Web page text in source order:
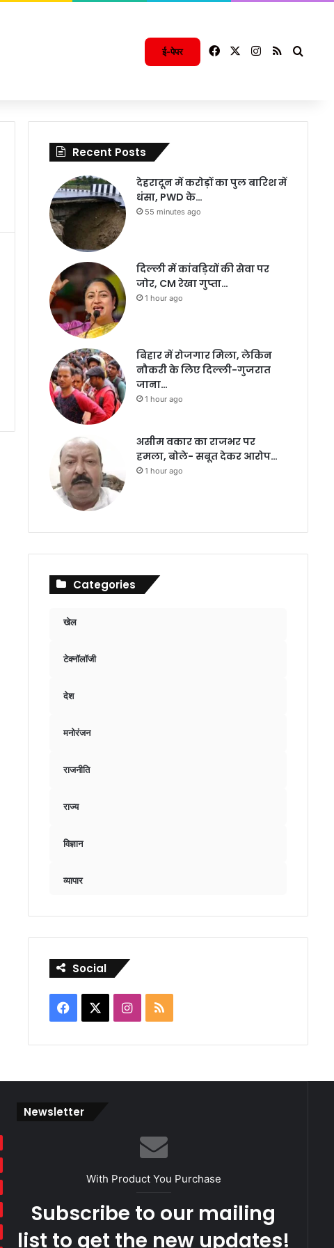
ई-पेपर FacebookInstagram
RSS
Recent Posts
देहरादून में करोड़ों का पुल बारिश में
धंसा, PWD के…
55 minutes ago
दिल्ली में कांवड़ियों की सेवा पर
जोर, CM रेखा गुप्ता…
1 hour ago
बिहार में रोजगार मिला, लेकिन
नौकरी के लिए दिल्ली-गुजरात
जाना…
1 hour ago
असीम वकार का राजभर पर
हमला, बोले- सबूत देकर आरोप…
1 hour ago
Categories
खेल
टेक्नॉलॉजी
देश
मनोरंजन
राजनीति
राज्य
विज्ञान
व्यापार
Social
Facebook Instagram
RSS
Newsletter
With Product You Purchase
Subscribe to our mailing
list to get the new updates!